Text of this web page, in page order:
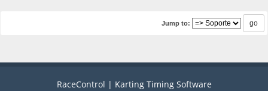
Jump to:
RaceControl | Karting Timing Software